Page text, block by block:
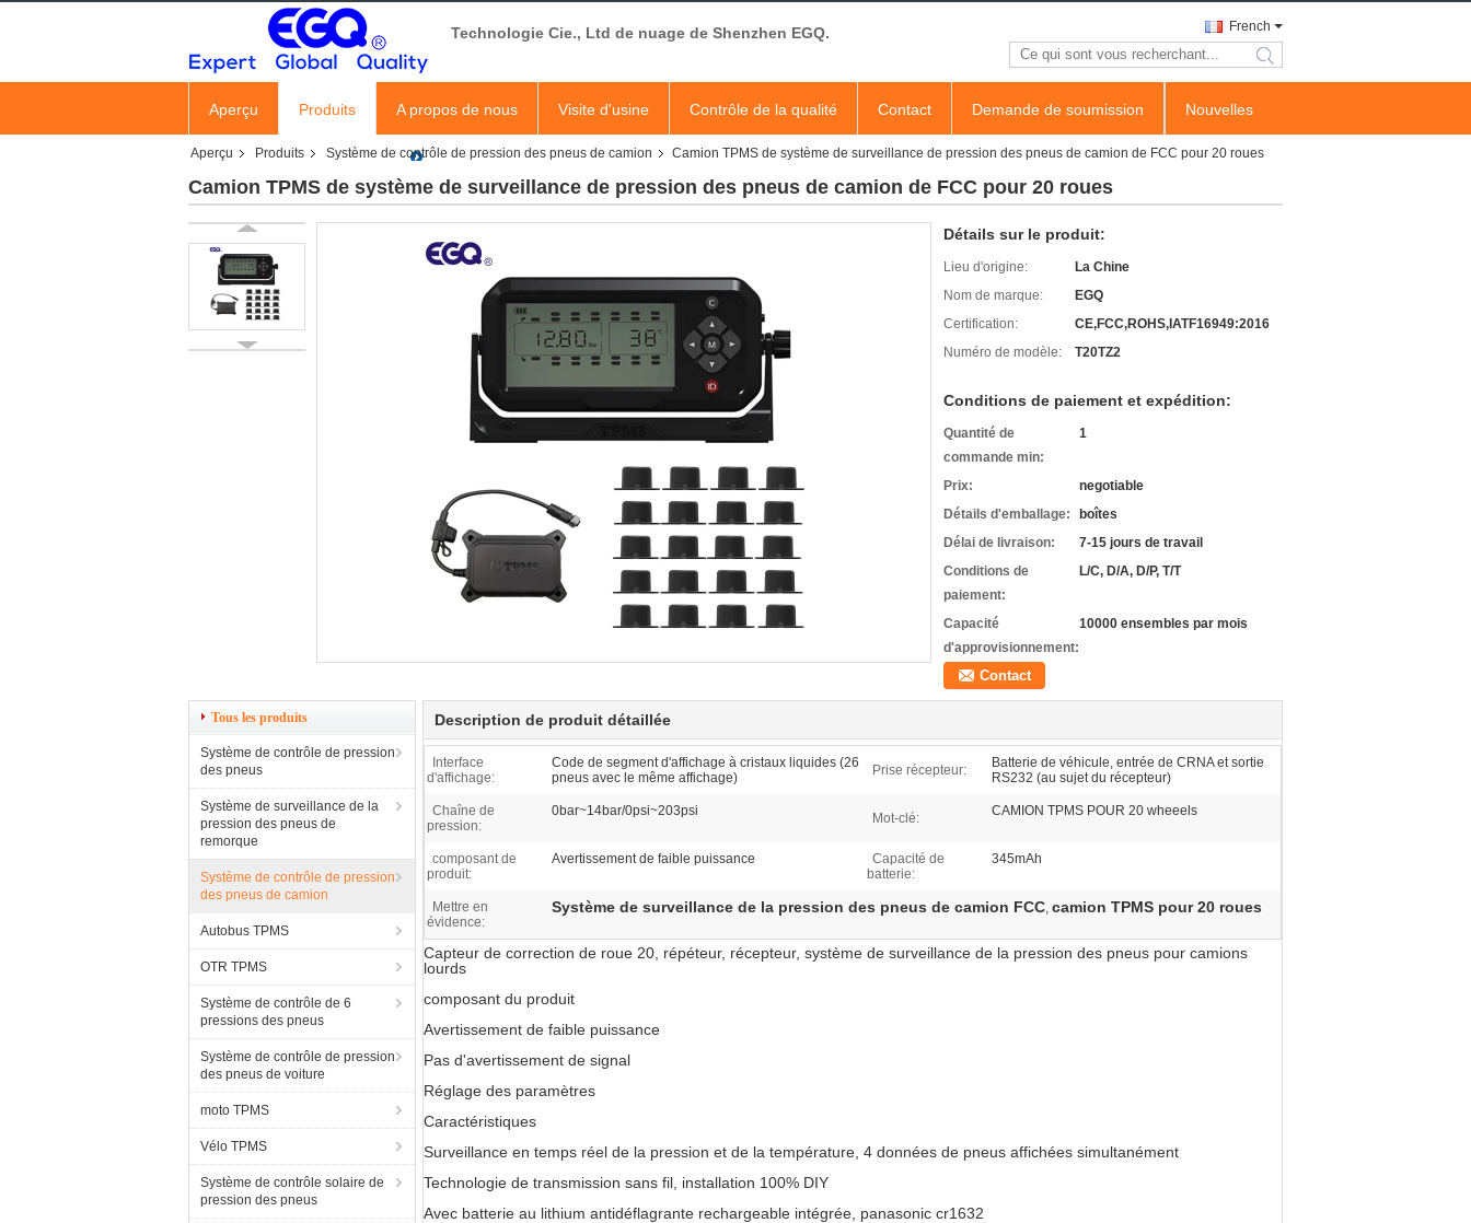
Technologie Cie., Ltd de nuage de Shenzhen EGQ. French
search
Aperçu Produits A propos de nous Visite d'usine Contrôle de la qualité Contact Demande de soumission Nouvelles
Aperçu Produits Système de contrôle de pression des pneus de camion Camion TPMS de système de surveillance de pression des pneus de camion de FCC pour 20 roues
Camion TPMS de système de surveillance de pression des pneus de camion de FCC pour 20 roues
Détails sur le produit:
Lieu d'origine:
La Chine
Nom de marque:
EGQ
Certification:
CE,FCC,ROHS,IATF16949:2016
Numéro de modèle:
T20TZ2
Conditions de paiement et expédition:
Quantité de
commande min:
1
Prix:
negotiable
Détails d'emballage:
boîtes
Délai de livraison:
7-15 jours de travail
Conditions de
paiement:
L/C, D/A, D/P, T/T
Capacité
d'approvisionnement:
10000 ensembles par mois
Contact
Tous les produits
Système de contrôle de pression
des pneus
Système de surveillance de la
pression des pneus de
remorque
Système de contrôle de pression
des pneus de camion
Autobus TPMS
OTR TPMS
Système de contrôle de 6
pressions des pneus
Système de contrôle de pression
des pneus de voiture
moto TPMS
Vélo TPMS
Système de contrôle solaire de
pression des pneus
Description de produit détaillée
Interface
d'affichage:
Code de segment d'affichage à cristaux liquides (26
pneus avec le même affichage)
Prise récepteur:
Batterie de véhicule, entrée de CRNA et sortie
RS232 (au sujet du récepteur)
Chaîne de
pression:
0bar~14bar/0psi~203psi Mot-clé: CAMION TPMS POUR 20 wheeels
composant de
produit:
Avertissement de faible puissance
Capacité de
batterie:
345mAh
Mettre en
évidence:
Système de surveillance de la pression des pneus de camion FCC, camion TPMS pour 20 roues
Capteur de correction de roue 20, répéteur, récepteur, système de surveillance de la pression des pneus pour camions
lourds
composant du produit
Avertissement de faible puissance
Pas d'avertissement de signal
Réglage des paramètres
Caractéristiques
Surveillance en temps réel de la pression et de la température, 4 données de pneus affichées simultanément
Technologie de transmission sans fil, installation 100% DIY
Avec batterie au lithium antidéflagrante rechargeable intégrée, panasonic cr1632